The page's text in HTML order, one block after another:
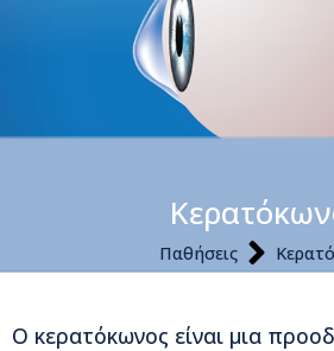
Παθήσεις
Ο κερατόκωνος είναι μια